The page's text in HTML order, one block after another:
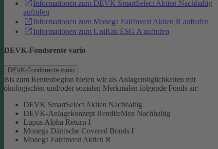
Informationen zum DEVK SmartSelect Aktien Nachhaltig
aufrufen
Informationen zum Monega FairInvest Aktien R aufrufen
Informationen zum UniRak ESG A aufrufen
DEVK-Fondsrente vario
DEVK-Fondsrente vario
Bis zum Rentenbeginn bieten wir als Anlagemöglichkeiten mit
ökologischen und/oder sozialen Merkmalen folgende Fonds an:
DEVK SmartSelect Aktien Nachhaltig
DEVK-Anlagekonzept RenditeMax Nachhaltig
Lupus Alpha Return I
Monega Dänische Covered Bonds I
Monega FairInvest Aktien R